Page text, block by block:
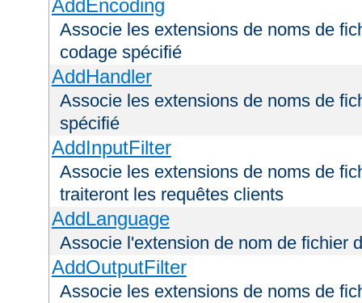
AddEncoding
Associe les extensions de noms de
codage spécifié
AddHandler
Associe les extensions de noms de
spécifié
AddInputFilter
Associe les extensions de noms de
traiteront les requêtes clients
AddLanguage
Associe l'extension de nom de fichier
AddOutputFilter
Associe les extensions de noms de